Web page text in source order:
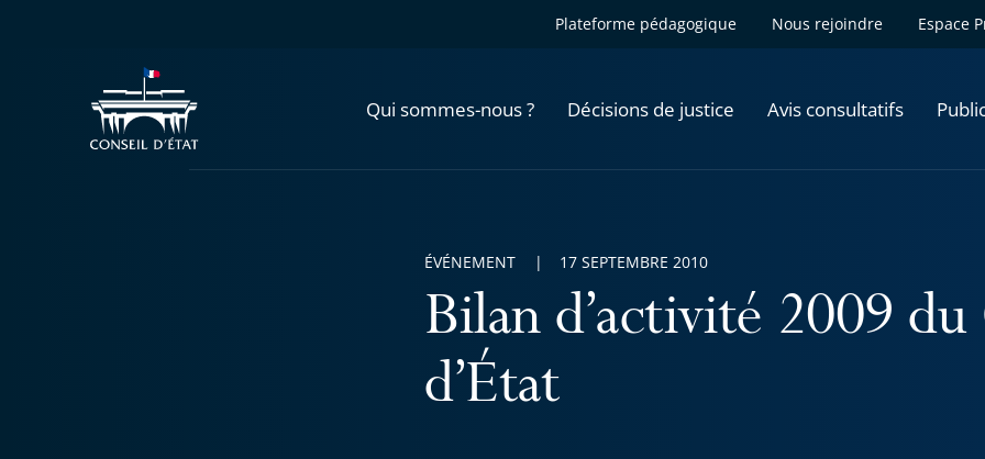
Plateforme pédagogique Nous rejoindre Espace
Qui sommes-nous ? Décisions de justice Avis consultatifs
Bilan d’activité 2009 du
d’État
ÉVÉNEMENT 17 SEPTEMBRE 2010